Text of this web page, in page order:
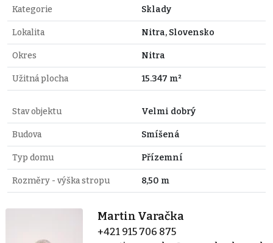
Kategorie Sklady
Lokalita Nitra, Slovensko
Okres Nitra
Užitná plocha 15.347 m²
Stav objektu Velmi dobrý
Budova Smíšená
Typ domu Přízemní
Rozměry - výška stropu 8,50 m
Martin Varačka
+421 915 706 875